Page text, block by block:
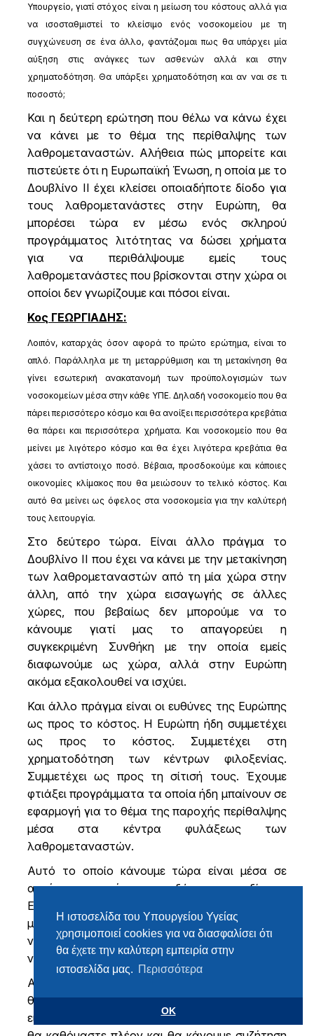
Η ιστοσελίδα του Υπουργείου Υγείας
χρησιμοποιεί cookies για να διασφαλίσει ότι
θα έχετε την καλύτερη εμπειρία στην
ιστοσελίδα μας. Περισσότερα
OK
Υπουργείο, γιατί στόχος είναι η μείωση του κόστους αλλά για
να ισοσταθμιστεί το κλείσιμο ενός νοσοκομείου με τη
συγχώνευση σε ένα άλλο, φαντάζομαι πως θα υπάρχει μία
αύξηση στις ανάγκες των ασθενών αλλά και στην
χρηματοδότηση. Θα υπάρξει χρηματοδότηση και αν ναι σε τι
ποσοστό;
Και η δεύτερη ερώτηση που θέλω να κάνω έχει
να κάνει με το θέμα της περίθαλψης των
λαθρομεταναστών. Αλήθεια πώς μπορείτε και
πιστεύετε ότι η Ευρωπαϊκή Ένωση, η οποία με το
Δουβλίνο ΙΙ έχει κλείσει οποιαδήποτε δίοδο για
τους λαθρομετανάστες στην Ευρώπη, θα
μπορέσει τώρα εν μέσω ενός σκληρού
προγράμματος λιτότητας να δώσει χρήματα
για να περιθάλψουμε εμείς τους
λαθρομετανάστες που βρίσκονται στην χώρα οι
οποίοι δεν γνωρίζουμε και πόσοι είναι.
Κος ΓΕΩΡΓΙΑΔΗΣ:
Λοιπόν, καταρχάς όσον αφορά το πρώτο ερώτημα, είναι το
απλό. Παράλληλα με τη μεταρρύθμιση και τη μετακίνηση θα
γίνει εσωτερική ανακατανομή των προϋπολογισμών των
νοσοκομείων μέσα στην κάθε ΥΠΕ. Δηλαδή νοσοκομείο που θα
πάρει περισσότερο κόσμο και θα ανοίξει περισσότερα κρεβάτια
θα πάρει και περισσότερα χρήματα. Και νοσοκομείο που θα
μείνει με λιγότερο κόσμο και θα έχει λιγότερα κρεβάτια θα
χάσει το αντίστοιχο ποσό. Βέβαια, προσδοκούμε και κάποιες
οικονομίες κλίμακος που θα μειώσουν το τελικό κόστος. Και
αυτό θα μείνει ως όφελος στα νοσοκομεία για την καλύτερή
τους λειτουργία.
Στο δεύτερο τώρα. Είναι άλλο πράγμα το
Δουβλίνο ΙΙ που έχει να κάνει με την μετακίνηση
των λαθρομεταναστών από τη μία χώρα στην
άλλη, από την χώρα εισαγωγής σε άλλες
χώρες, που βεβαίως δεν μπορούμε να το
κάνουμε γιατί μας το απαγορεύει η
συγκεκριμένη Συνθήκη με την οποία εμείς
διαφωνούμε ως χώρα, αλλά στην Ευρώπη
ακόμα εξακολουθεί να ισχύει.
Και άλλο πράγμα είναι οι ευθύνες της Ευρώπης
ως προς το κόστος. Η Ευρώπη ήδη συμμετέχει
ως προς το κόστος. Συμμετέχει στη
χρηματοδότηση των κέντρων φιλοξενίας.
Συμμετέχει ως προς τη σίτισή τους. Έχουμε
φτιάξει προγράμματα τα οποία ήδη μπαίνουν σε
εφαρμογή για το θέμα της παροχής περίθαλψης
μέσα στα κέντρα φυλάξεως των
λαθρομεταναστών.
Αυτό το οποίο κάνουμε τώρα είναι μέσα σε
αυτή την γενική χρηματοδότηση που δίνει η
Ευρώπη για να επιμεριστεί το κόστος τώρα που
μία χώρα δέχεται από την λαθρομετανάστευση,
να βάλουμε και το θέμα της υγείας στα δημόσια
νοσοκομεία.
Αυτό δεν το είχαμε διεκδικήσει μέχρι τώρα και
θα το διεκδικήσουμε με πολύ μεγάλη ένταση. Και
εις πάσαν περίπτωσιν αντιλαμβάνεστε ότι όταν